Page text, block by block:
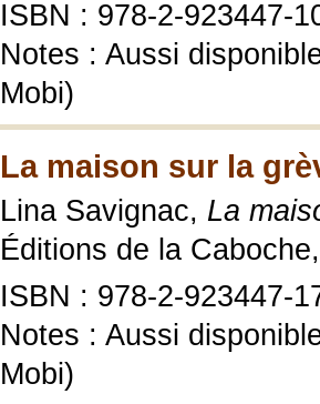
ISBN : 978-2-923447-
Notes : Aussi
Mobi)
La maison sur la
Lina Savignac, La
Éditions de la
ISBN : 978-2-923447-
Notes : Aussi
Mobi)